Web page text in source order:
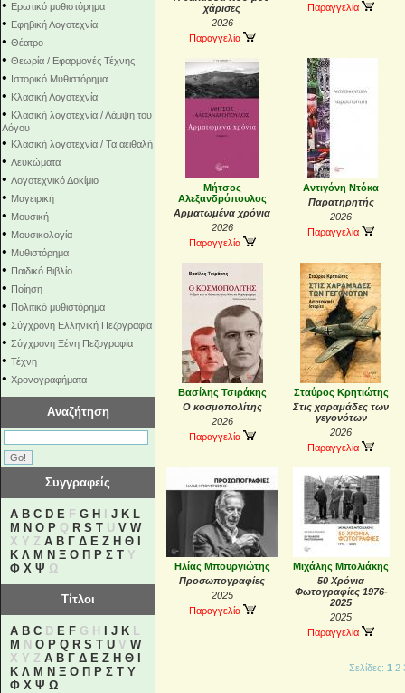
• Ερωτικό μυθιστόρημα
• Εφηβική Λογοτεχνία
• Θέατρο
• Θεωρία / Εφαρμογές Τέχνης
• Ιστορικό Μυθιστόρημα
• Κλασική Λογοτεχνία
• Κλασική λογοτεχνία / Λάμψη του
Λόγου
• Κλασική λογοτεχνία / Τα αειθαλή
• Λευκώματα
• Λογοτεχνικό Δοκίμιο
• Μαγειρική
• Μουσική
• Μουσικολογία
• Μυθιστόρημα
• Παιδικό Βιβλίο
• Ποίηση
• Πολιτικό μυθιστόρημα
• Σύγχρονη Ελληνική Πεζογραφία
• Σύγχρονη Ξένη Πεζογραφία
• Τέχνη
• Χρονογραφήματα
Αναζήτηση
Συγγραφείς
A B C D E F G H J K L
M N O P Q R S T U V W
X Y Z Α Β Γ Δ Ε Ζ Η Θ
Κ Λ Μ Ν Ξ Ο Π Ρ Σ Τ Υ
Φ Χ Ψ Ω
Τίτλοι
A B C D E F G H J K L
M N O P Q R S T U V W
X Y Z Α Β Γ Δ Ε Ζ Η Θ
Κ Λ Μ Ν Ξ Ο Π Ρ Σ Τ Υ
Φ Χ Ψ Ω
χάρισες
2026
Παραγγελία
Παραγγελία
Μήτσος
Αλεξανδρόπουλος
Αρματωμένα χρόνια
2026
Παραγγελία
Αντιγόνη Ντόκα
Παρατηρητής
2026
Παραγγελία
Βασίλης Τσιράκης
Ο κοσμοπολίτης
2026
Παραγγελία
Σταύρος Κρητιώτης
Στις χαραμάδες των
γεγονότων
2026
Παραγγελία
Ηλίας Μπουργιώτης
Προσωπογραφίες
2025
Παραγγελία
Μιχάλης Μπολιάκης
50 Χρόνια
Φωτογραφίες 1976-
2025
2025
Παραγγελία
Σελίδες: 1 2